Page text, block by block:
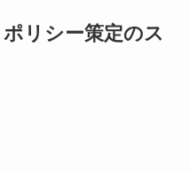
リシー策定のス